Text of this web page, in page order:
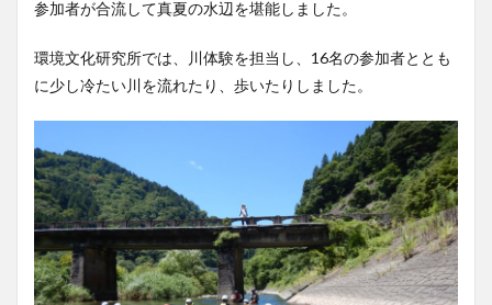
参加者が合流して真夏の水辺を堪能しました。
環境文化研究所では、川体験を担当し、16名の参加者ととも
に少し冷たい川を流れたり、歩いたりしました。